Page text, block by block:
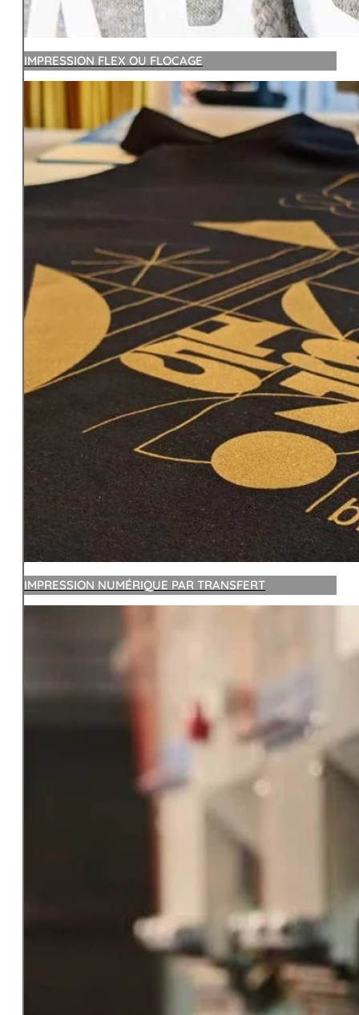
IMPRESSION FLEX OU FLOCAGE
IMPRESSION NUMÉRIQUE PAR TRANSFERT